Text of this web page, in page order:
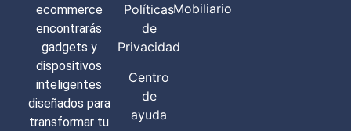
ecommerce
encontrarás
gadgets y
dispositivos
inteligentes
diseñados para
transformar tu
Políticas
de
Privacidad
Centro
de
ayuda
Mobiliario